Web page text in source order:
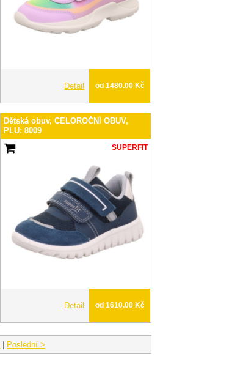
Detail od 1480.00 Kč
Dětská obuv, CELOROČNÍ OBUV,
PLU: 8009
SUPERFIT
Detail od 1610.00 Kč
Poslední >